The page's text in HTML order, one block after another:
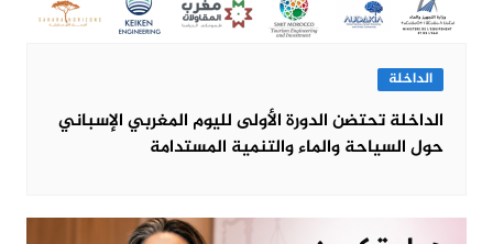
الداخلة
الداخلة تحتضن الدورة الأولى لليوم المغربي الإسباني
حول السياحة والماء والتنمية المستدامة